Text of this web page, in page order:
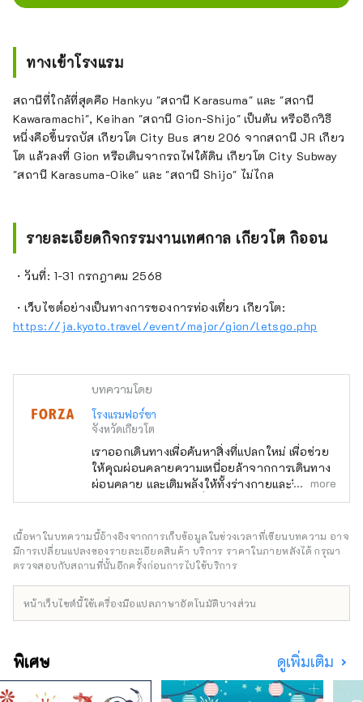
ทางเข้าโรงแรม
สถานีที่ใกล้ที่สุดคือ Hankyu "สถานี Karasuma" และ "สถานี
Kawaramachi", Keihan "สถานี Gion-Shijo" เป็นต้น หรืออีกวิธี
หนึ่งคือขึ้นรถบัส เกียวโต City Bus สาย 206 จากสถานี JR เกียว
โต แล้วลงที่ Gion หรือเดินจากรถไฟใต้ดิน เกียวโต City Subway
"สถานี Karasuma-Oike" และ "สถานี Shijo" ไม่ไกล
รายละเอียดกิจกรรมงานเทศกาล เกียวโต กิออน
・วันที่: 1-31 กรกฎาคม 2568
・เว็บไซต์อย่างเป็นทางการของการท่องเที่ยว เกียวโต:
https://ja.kyoto.travel/event/major/gion/letsgo.php
บทความโดย
โรงแรมฟอร์ซา
จังหวัดเกียวโต
เราออกเดินทางเพื่อค้นหาสิ่งที่แปลกใหม่ เพื่อช่วย
ให้คุณผ่อนคลายความเหนื่อยล้าจากการเดินทาง
ผ่อนคลาย และเติมพลังให้ทั้งร่างกายและจิตใจ
เราจึงนำเสนอห้องพักที่ไม่เพียงแต่ทันสมัย ​​แต่ยัง
"โรงแรมอัจฉริยะที่มอบสิ่งอำนวยความสะดวกอัน
หรูหราและการพักผ่อนและการนอนหลับอย่างพอ
เหมาะ" เพื่อมอบประสบการณ์การพักผ่อนที่ดีที่สุด
more
เนื้อหาในบทความนี้อ้างอิงจากการเก็บข้อมูลในช่วงเวลาที่เขียนบทความ อาจ
มีการเปลี่ยนแปลงของรายละเอียดสินค้า บริการ ราคาในภายหลังได้ กรุณา
ตรวจสอบกับสถานที่นั้นอีกครั้งก่อนการไปใช้บริการ
หน้าเว็บไซต์นี้ใช้เครื่องมือแปลภาษาอัตโนมัติบางส่วน
พิเศษ ดูเพิ่มเติม